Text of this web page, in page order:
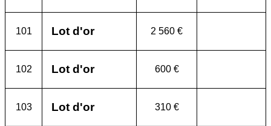
101 Lot d'or 2 560 €
102 Lot d'or 600 €
103 Lot d'or 310 €